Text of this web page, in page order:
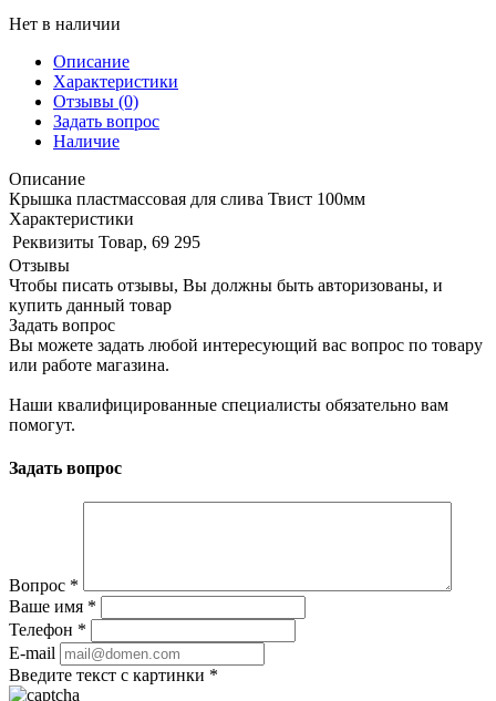
Нет в наличии
Описание
Характеристики
Отзывы (0)
Задать вопрос
Наличие
Описание
Крышка пластмассовая для слива Твист 100мм
Характеристики
Реквизиты Товар, 69 295
Отзывы
Чтобы писать отзывы, Вы должны быть авторизованы, и
купить данный товар
Задать вопрос
Вы можете задать любой интересующий вас вопрос по товару
или работе магазина.
Наши квалифицированные специалисты обязательно вам
помогут.
Задать вопрос
Вопрос *
Ваше имя *
Телефон *
E-mail
Введите текст с картинки *